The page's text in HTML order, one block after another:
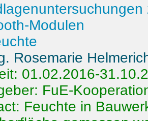
Modulen
Rosemarie
01.02.2016-
FuE-
Feuchte in